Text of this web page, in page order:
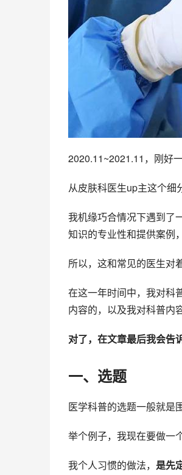
2020.11~2021.11，刚好
从皮肤科医生up主这个细
我机缘巧合情况下遇到了
知识的专业性和提供案例，
所以，这和常见的医生对
在这一年时间中，我对科
内容的，以及我对科普内
对了，在文章最后我会告
一、选题
医学科普的选题一般就是
举个例子，我现在要做一
我个人习惯的做法， 是先